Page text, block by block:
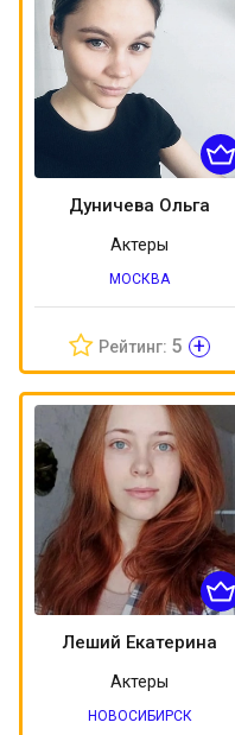
Дуничева Ольга
Актеры
МОСКВА
Рейтинг: 5 +
Леший Екатерина
Актеры
НОВОСИБИРСК